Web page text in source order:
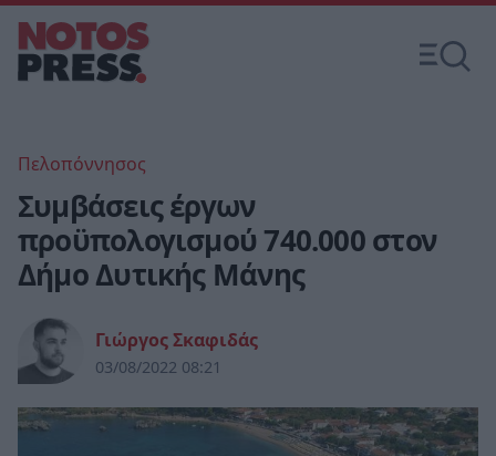
Πελοπόννησος
Συμβάσεις έργων
προϋπολογισμού 740.000 στον
Δήμο Δυτικής Μάνης
Γιώργος Σκαφιδάς
03/08/2022 08:21